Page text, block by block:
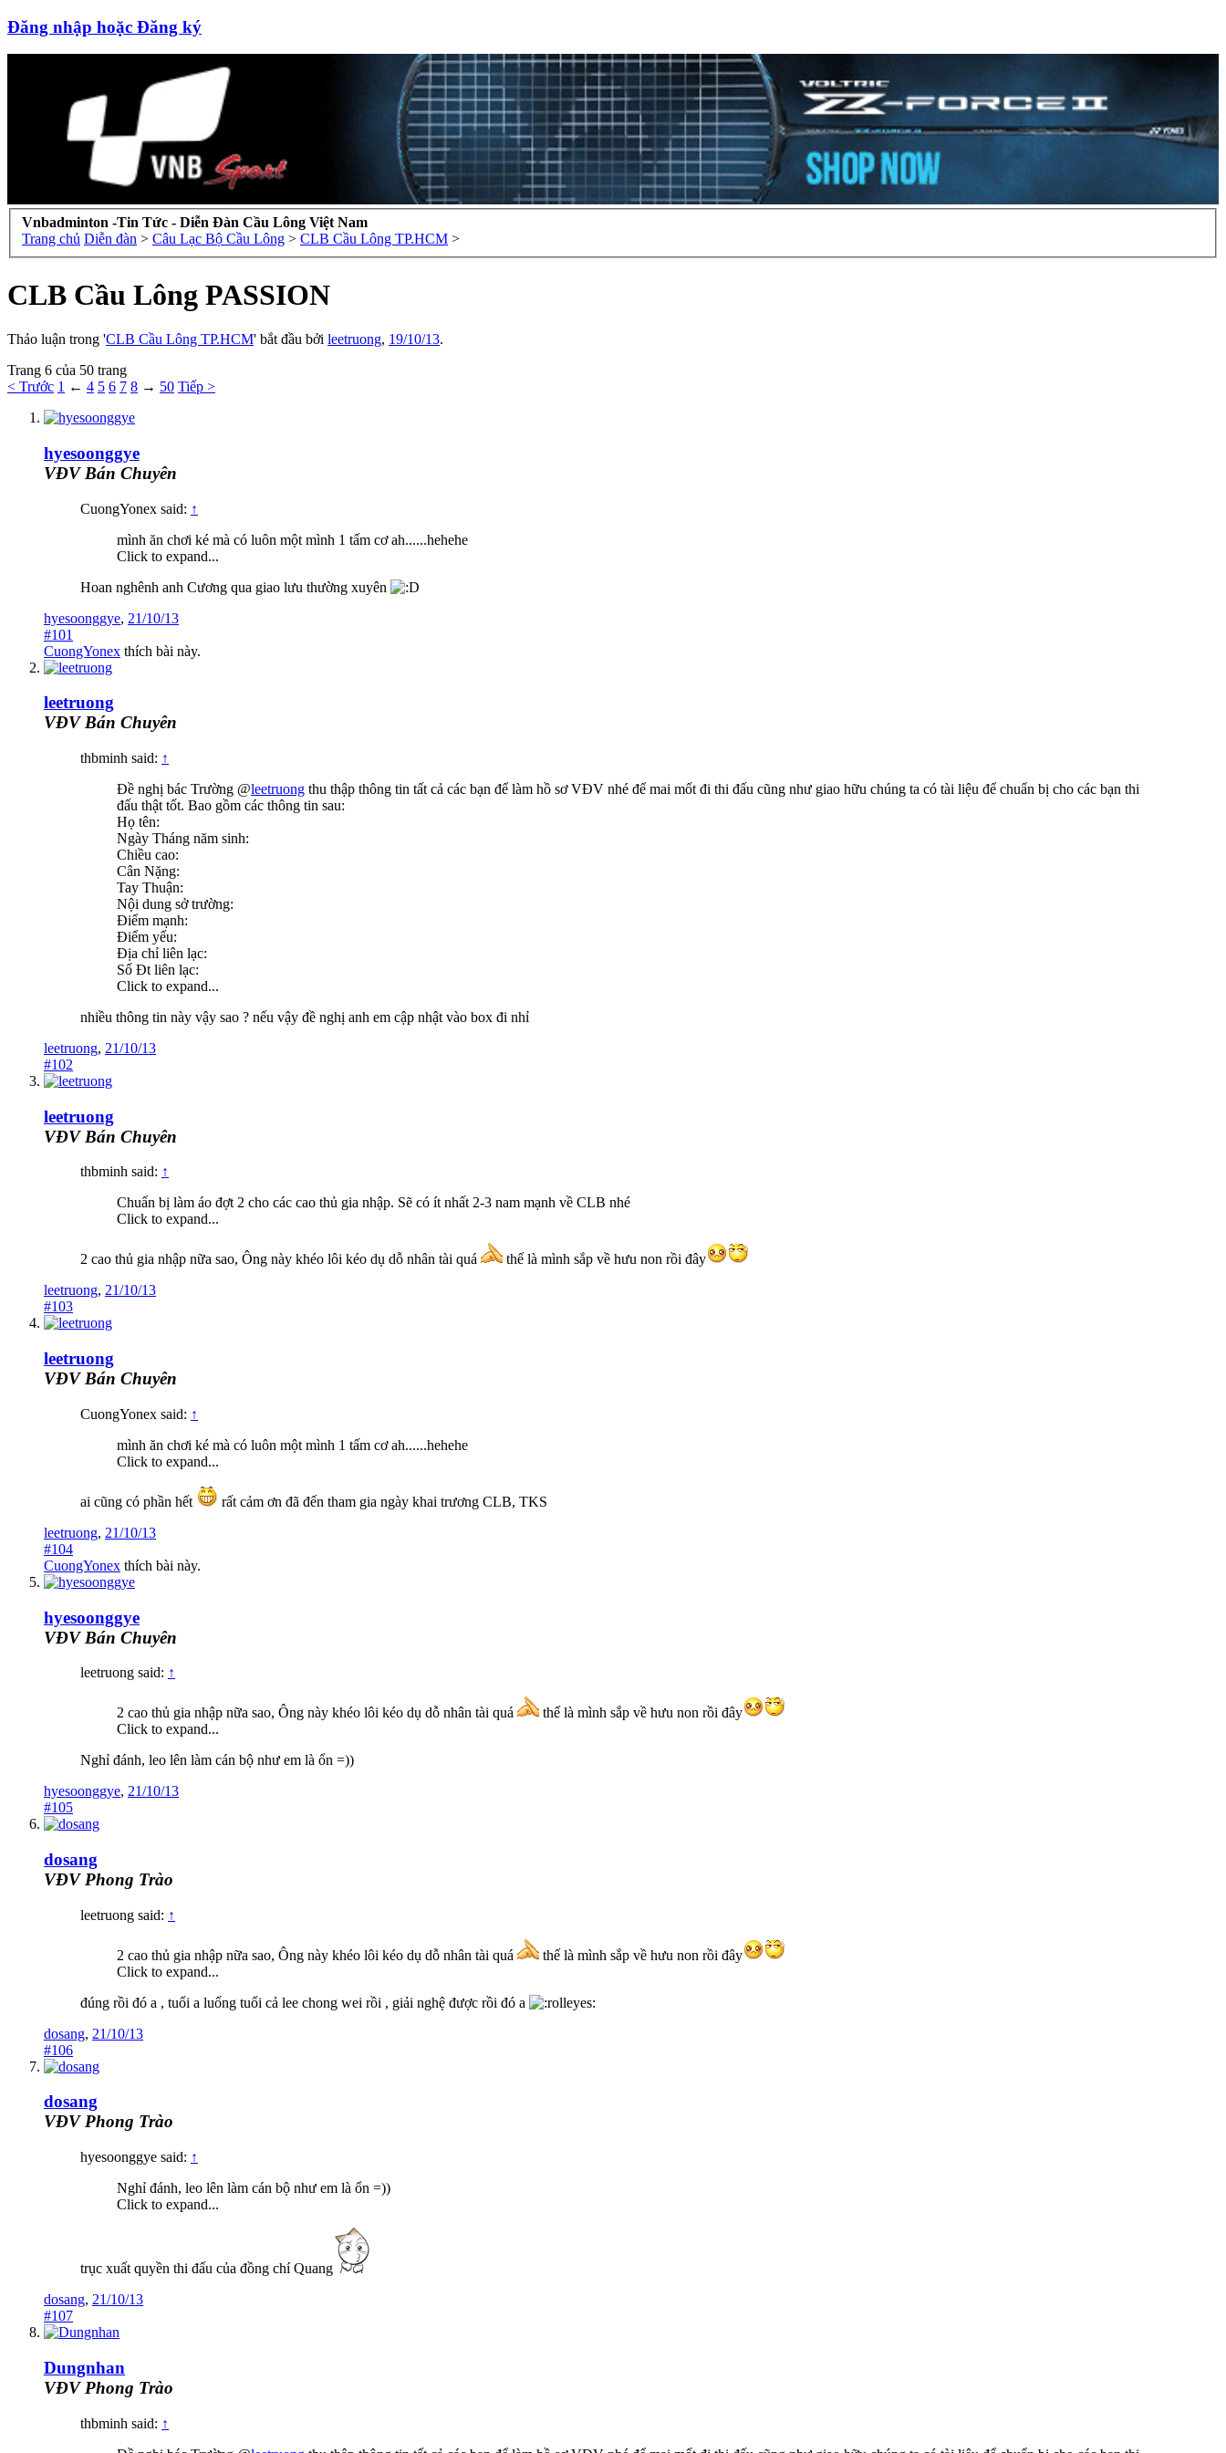
Đăng nhập hoặc Đăng ký
Vnbadminton -Tin Tức - Diễn Đàn Cầu Lông Việt Nam
Trang chủ Diễn đàn > Câu Lạc Bộ Cầu Lông > CLB Cầu Lông TP.HCM >
CLB Cầu Lông PASSION
Thảo luận trong 'CLB Cầu Lông TP.HCM' bắt đầu bởi leetruong, 19/10/13.
Trang 6 của 50 trang
< Trước 1 ← 4 5 6 7 8 → 50 Tiếp >
hyesoonggye
VĐV Bán Chuyên
CuongYonex said: ↑
mình ăn chơi ké mà có luôn một mình 1 tấm cơ ah......hehehe
Click to expand...
Hoan nghênh anh Cương qua giao lưu thường xuyên
hyesoonggye, 21/10/13
#101
CuongYonex thích bài này.
leetruong
VĐV Bán Chuyên
thbminh said: ↑
Đề nghị bác Trường @leetruong thu thập thông tin tất cả các bạn để làm hồ sơ VĐV nhé để mai mốt đi thi đấu cũng như giao hữu chúng ta có tài liệu để chuẩn bị cho các bạn thi
đấu thật tốt. Bao gồm các thông tin sau:
Họ tên:
Ngày Tháng năm sinh:
Chiều cao:
Cân Nặng:
Tay Thuận:
Nội dung sở trường:
Điểm mạnh:
Điểm yếu:
Địa chỉ liên lạc:
Số Đt liên lạc:
Click to expand...
nhiều thông tin này vậy sao ? nếu vậy đề nghị anh em cập nhật vào box đi nhỉ
leetruong, 21/10/13
#102
leetruong
VĐV Bán Chuyên
thbminh said: ↑
Chuẩn bị làm áo đợt 2 cho các cao thủ gia nhập. Sẽ có ít nhất 2-3 nam mạnh về CLB nhé
Click to expand...
2 cao thủ gia nhập nữa sao, Ông này khéo lôi kéo dụ dỗ nhân tài quá
thế là mình sắp về hưu non rồi đây
leetruong, 21/10/13
#103
leetruong
VĐV Bán Chuyên
CuongYonex said: ↑
mình ăn chơi ké mà có luôn một mình 1 tấm cơ ah......hehehe
Click to expand...
ai cũng có phần hết
rất cảm ơn đã đến tham gia ngày khai trương CLB, TKS
leetruong, 21/10/13
#104
CuongYonex thích bài này.
hyesoonggye
VĐV Bán Chuyên
leetruong said: ↑
2 cao thủ gia nhập nữa sao, Ông này khéo lôi kéo dụ dỗ nhân tài quá
thế là mình sắp về hưu non rồi đây
Click to expand...
Nghỉ đánh, leo lên làm cán bộ như em là ổn =))
hyesoonggye, 21/10/13
#105
dosang
VĐV Phong Trào
leetruong said: ↑
2 cao thủ gia nhập nữa sao, Ông này khéo lôi kéo dụ dỗ nhân tài quá
thế là mình sắp về hưu non rồi đây
Click to expand...
đúng rồi đó a , tuổi a luống tuổi cả lee chong wei rồi , giải nghệ được rồi đó a
dosang, 21/10/13
#106
dosang
VĐV Phong Trào
hyesoonggye said: ↑
Nghỉ đánh, leo lên làm cán bộ như em là ổn =))
Click to expand...
trục xuất quyền thi đấu của đồng chí Quang
dosang, 21/10/13
#107
Dungnhan
VĐV Phong Trào
thbminh said: ↑